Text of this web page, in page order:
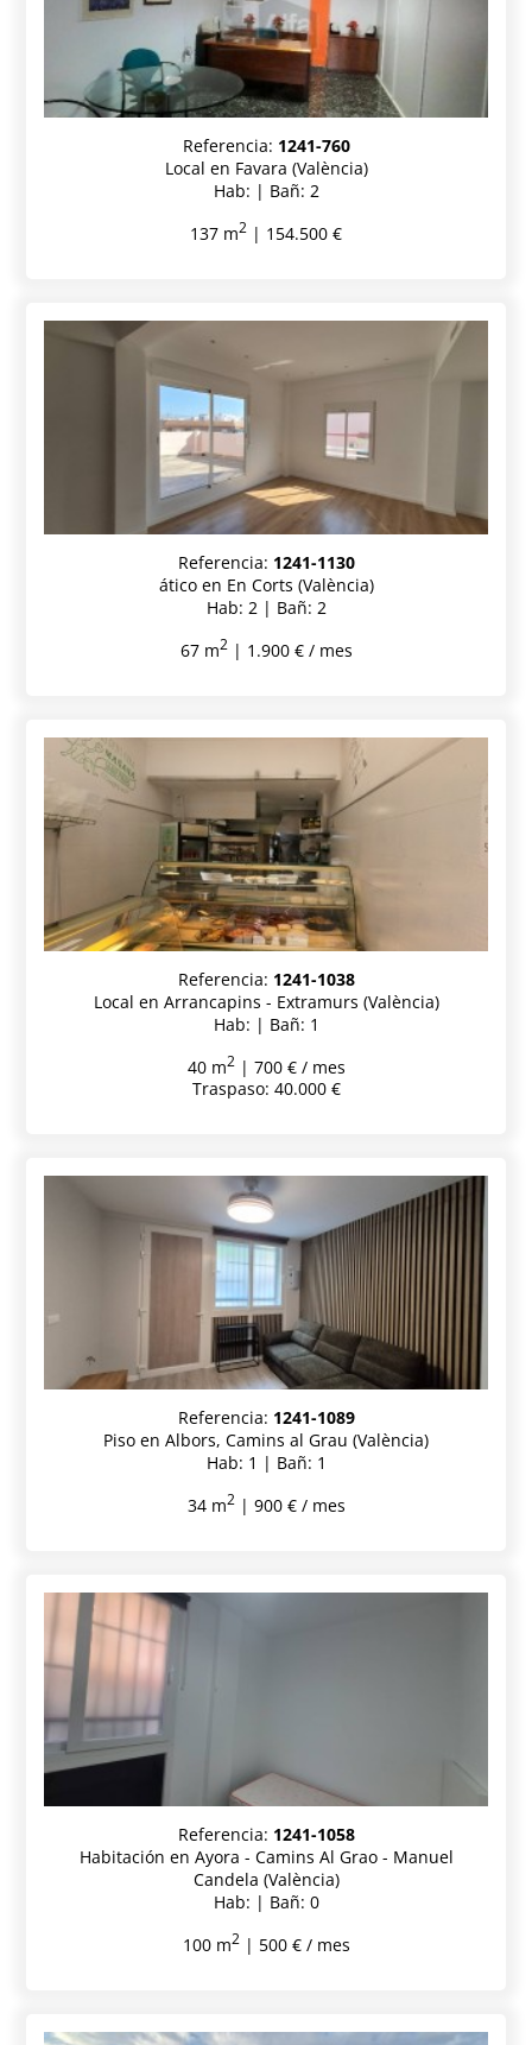
Referencia: 1241-760
Local en Favara (València)
Hab: | Bañ: 2
137 m2 | 154.500 €
Referencia: 1241-1130
ático en En Corts (València)
Hab: 2 | Bañ: 2
67 m2| 1.900 € / mes
Referencia: 1241-1038
Local en Arrancapins - Extramurs (València)
Hab: | Bañ: 1
40 m2| 700 € / mes
Traspaso: 40.000 €
Referencia: 1241-1089
Piso en Albors, Camins al Grau (València)
Hab: 1 | Bañ: 1
34 m2| 900 € / mes
Referencia: 1241-1058
Habitación en Ayora - Camins Al Grao - Manuel
Candela (València)
Hab: | Bañ: 0
100 m2| 500 € / mes